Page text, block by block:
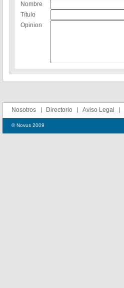
Nombre
Título
Opinion
Nosotros Directorio Aviso Legal
© Novus 2009